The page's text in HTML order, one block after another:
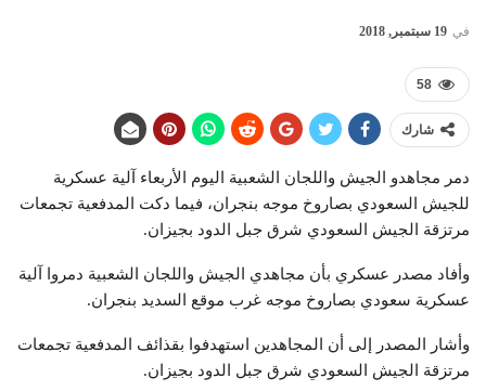
في 19 سبتمبر, 2018
58
شارك
دمر مجاهدو الجيش واللجان الشعبية اليوم الأربعاء آلية عسكرية
للجيش السعودي بصاروخ موجه بنجران، فيما دكت المدفعية تجمعات
مرتزقة الجيش السعودي شرق جبل الدود بجيزان.
وأفاد مصدر عسكري بأن مجاهدي الجيش واللجان الشعبية دمروا آلية
عسكرية سعودي بصاروخ موجه غرب موقع السديد بنجران.
وأشار المصدر إلى أن المجاهدين استهدفوا بقذائف المدفعية تجمعات
مرتزقة الجيش السعودي شرق جبل الدود بجيزان.